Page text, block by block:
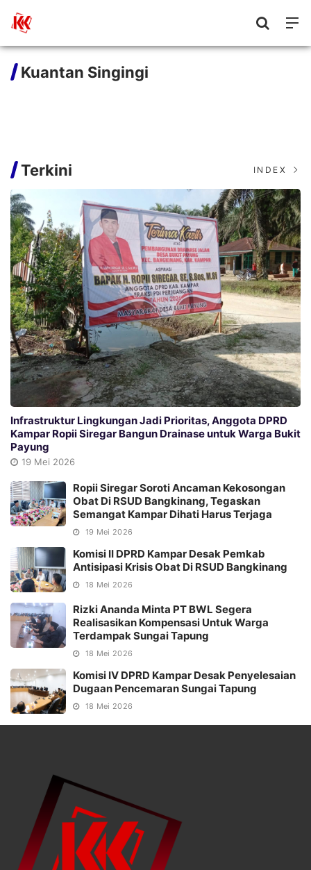
Kuantan Singingi
Terkini INDEX
Infrastruktur Lingkungan Jadi Prioritas, Anggota DPRD
Kampar Ropii Siregar Bangun Drainase untuk Warga Bukit
Payung
19 Mei 2026
Ropii Siregar Soroti Ancaman Kekosongan
Obat Di RSUD Bangkinang, Tegaskan
Semangat Kampar Dihati Harus Terjaga
19 Mei 2026
Komisi II DPRD Kampar Desak Pemkab
Antisipasi Krisis Obat Di RSUD Bangkinang
18 Mei 2026
Rizki Ananda Minta PT BWL Segera
Realisasikan Kompensasi Untuk Warga
Terdampak Sungai Tapung
18 Mei 2026
Komisi IV DPRD Kampar Desak Penyelesaian
Dugaan Pencemaran Sungai Tapung
18 Mei 2026